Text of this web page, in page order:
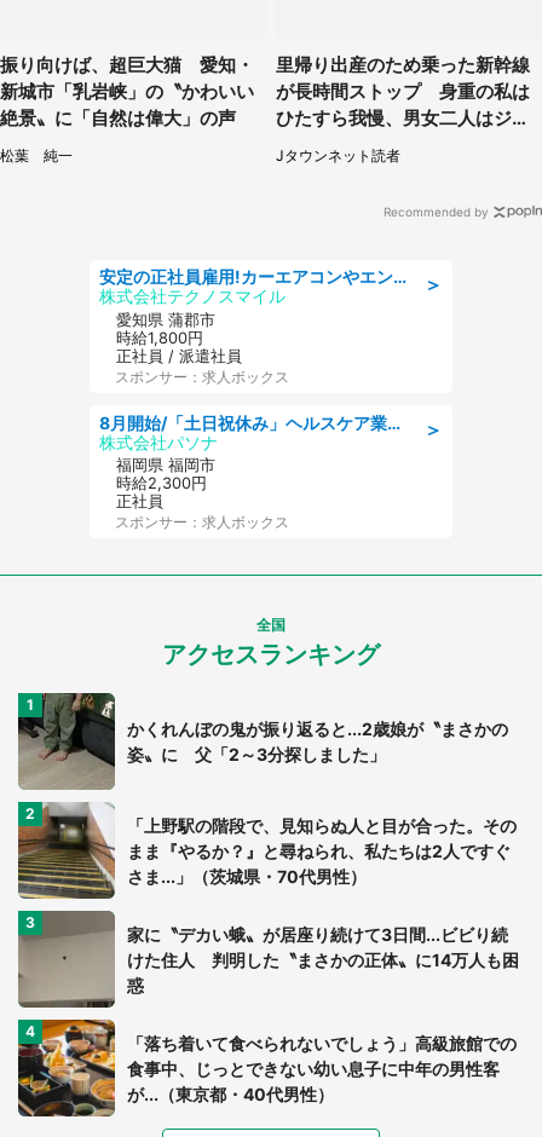
振り向けば、超巨大猫 愛知・
新城市「乳岩峡」の〝かわいい
絶景〟に「自然は偉大」の声
松葉 純一
里帰り出産のため乗った新幹線
が長時間ストップ 身重の私は
ひたすら我慢、男女二人はジュ
ースを買ってきて（50代女性）
Jタウンネット読者
Recommended by
＞
安定の正社員雇用!カーエアコンやエンジンの製造・加工業務 denso aichi
株式会社テクノスマイル
愛知県 蒲郡市
時給1,800円
正社員 / 派遣社員
スポンサー：求人ボックス
＞
8月開始/「土日祝休み」ヘルスケア業界の産業保健師/高時給/未経験OK/要資格:保健師、正看護師
株式会社パソナ
福岡県 福岡市
時給2,300円
正社員
スポンサー：求人ボックス
全国
アクセスランキング
かくれんぼの鬼が振り返ると...2歳娘が〝まさかの
姿〟に 父「2～3分探しました」
「上野駅の階段で、見知らぬ人と目が合った。その
まま『やるか？』と尋ねられ、私たちは2人ですぐ
さま...」（茨城県・70代男性）
家に〝デカい蛾〟が居座り続けて3日間...ビビり続
けた住人 判明した〝まさかの正体〟に14万人も困
惑
「落ち着いて食べられないでしょう」高級旅館での
食事中、じっとできない幼い息子に中年の男性客
が...（東京都・40代男性）